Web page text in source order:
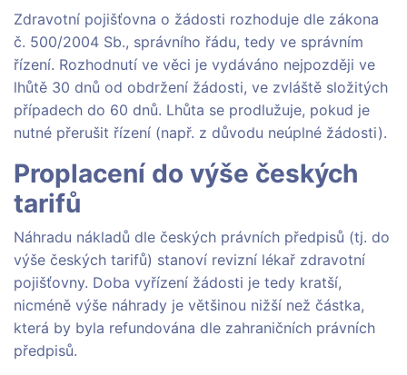
Zdravotní pojišťovna o žádosti rozhoduje dle zákona
č. 500/2004 Sb., správního řádu, tedy ve správním
řízení. Rozhodnutí ve věci je vydáváno nejpozději ve
lhůtě 30 dnů od obdržení žádosti, ve zvláště složitých
případech do 60 dnů. Lhůta se prodlužuje, pokud je
nutné přerušit řízení (např. z důvodu neúplné žádosti).
Proplacení do výše českých
tarifů
Náhradu nákladů dle českých právních předpisů (tj. do
výše českých tarifů) stanoví revizní lékař zdravotní
pojišťovny. Doba vyřízení žádosti je tedy kratší,
nicméně výše náhrady je většinou nižší než částka,
která by byla refundována dle zahraničních právních
předpisů.